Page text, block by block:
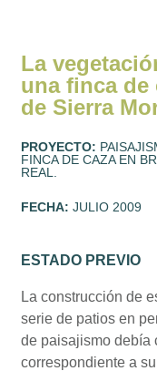
La
una finca de
de Sierra
PROYECTO:
FINCA DE CAZA EN
REAL.
FECHA: JULIO 2009
ESTADO PREVIO
La construcción de
serie de patios en
de paisajismo debía
correspondiente a